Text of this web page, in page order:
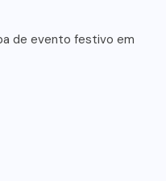
de evento festivo em